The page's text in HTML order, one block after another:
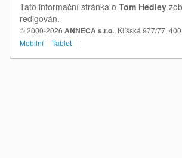
Tato informační stránka o Tom Hedley
redigován.
© 2000-2026 ANNECA s.r.o., Klíšská 977/77,
Mobilní
Tablet |